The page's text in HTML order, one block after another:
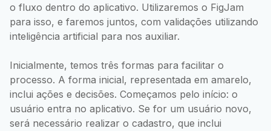
o fluxo dentro do aplicativo. Utilizaremos o FigJam
para isso, e faremos juntos, com validações utilizando
inteligência artificial para nos auxiliar.
Inicialmente, temos três formas para facilitar o
processo. A forma inicial, representada em amarelo,
inclui ações e decisões. Começamos pelo início: o
usuário entra no aplicativo. Se for um usuário novo,
será necessário realizar o cadastro, que inclui